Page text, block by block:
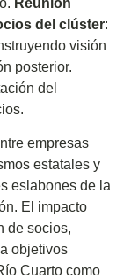
del clúster:
visión
posterior.
del
empresas
estatales y
eslabones de la
El impacto
de socios,
objetivos
Cuarto como